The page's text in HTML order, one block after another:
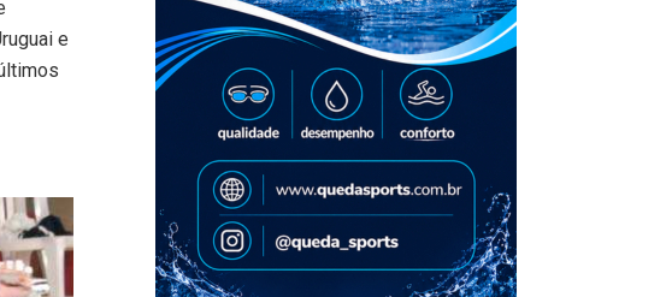
e